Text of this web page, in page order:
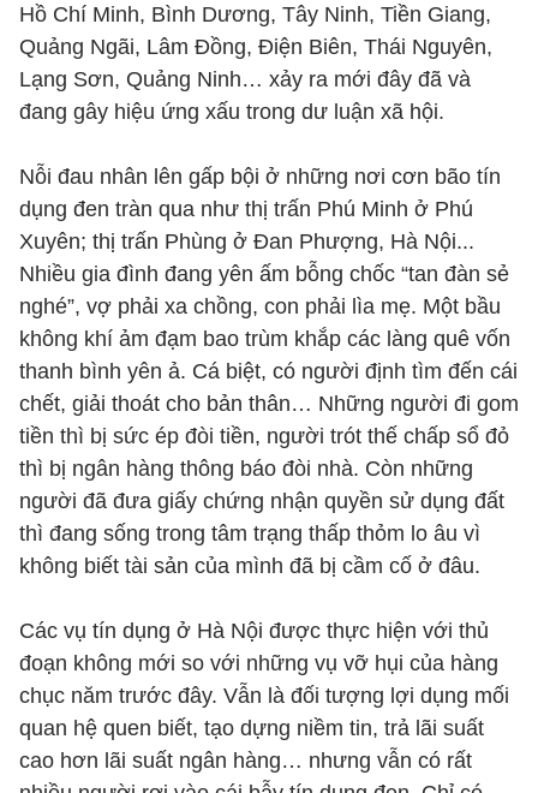
Hồ Chí Minh, Bình Dương, Tây Ninh, Tiền Giang,
Quảng Ngãi, Lâm Đồng, Điện Biên, Thái Nguyên,
Lạng Sơn, Quảng Ninh… xảy ra mới đây đã và
đang gây hiệu ứng xấu trong dư luận xã hội.
Nỗi đau nhân lên gấp bội ở những nơi cơn bão tín
dụng đen tràn qua như thị trấn Phú Minh ở Phú
Xuyên; thị trấn Phùng ở Đan Phượng, Hà Nội...
Nhiều gia đình đang yên ấm bỗng chốc “tan đàn sẻ
nghé”, vợ phải xa chồng, con phải lìa mẹ. Một bầu
không khí ảm đạm bao trùm khắp các làng quê vốn
thanh bình yên ả. Cá biệt, có người định tìm đến cái
chết, giải thoát cho bản thân… Những người đi gom
tiền thì bị sức ép đòi tiền, người trót thế chấp sổ đỏ
thì bị ngân hàng thông báo đòi nhà. Còn những
người đã đưa giấy chứng nhận quyền sử dụng đất
thì đang sống trong tâm trạng thấp thỏm lo âu vì
không biết tài sản của mình đã bị cầm cố ở đâu.
Các vụ tín dụng ở Hà Nội được thực hiện với thủ
đoạn không mới so với những vụ vỡ hụi của hàng
chục năm trước đây. Vẫn là đối tượng lợi dụng mối
quan hệ quen biết, tạo dựng niềm tin, trả lãi suất
cao hơn lãi suất ngân hàng… nhưng vẫn có rất